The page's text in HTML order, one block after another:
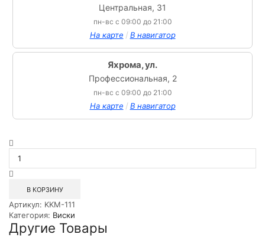
Центральная, 31
пн-вс с 09:00 до 21:00
На карте / В навигатор
Яхрома, ул.
Профессиональная, 2
пн-вс с 09:00 до 21:00
На карте / В навигатор
товара
Виски
купажированный
Бэннистер
3
года
1л
В КОРЗИНУ
Артикул: KKM-111
Категория: Виски
Другие Товары